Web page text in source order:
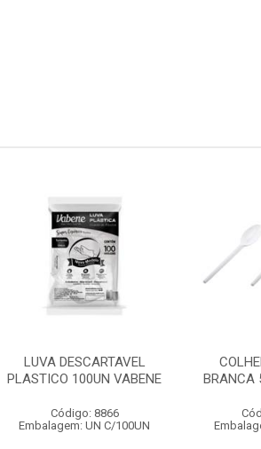
LUVA DESCARTAVEL
PLASTICO 100UN VABENE
Código: 8866
Embalagem: UN C/100UN
BRANCA